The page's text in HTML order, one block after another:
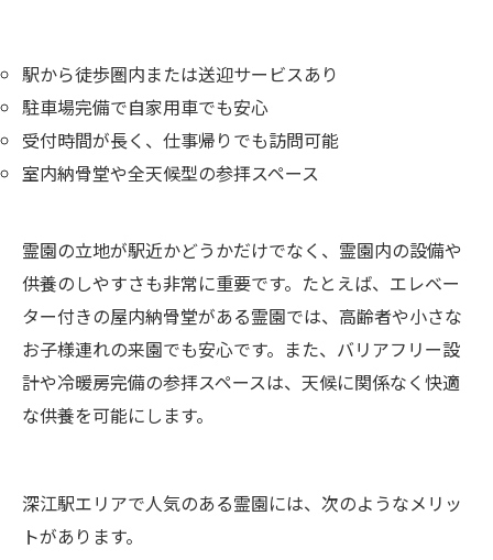
駅から徒歩圏内または送迎サービスあり
駐車場完備で自家用車でも安心
受付時間が長く、仕事帰りでも訪問可能
室内納骨堂や全天候型の参拝スペース
霊園の立地が駅近かどうかだけでなく、霊園内の設備や
供養のしやすさも非常に重要です。たとえば、エレベー
ター付きの屋内納骨堂がある霊園では、高齢者や小さな
お子様連れの来園でも安心です。また、バリアフリー設
計や冷暖房完備の参拝スペースは、天候に関係なく快適
な供養を可能にします。
深江駅エリアで人気のある霊園には、次のようなメリッ
トがあります。